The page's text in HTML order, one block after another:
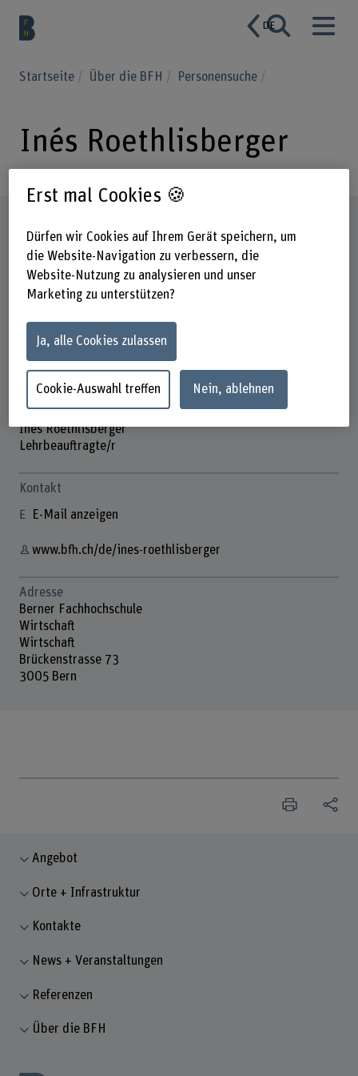
DE
Startseite Über die BFH Personensuche
Inés Roethlisberger
Inés Roethlisberger
Lehrbeauftragte/r
Kontakt
E-Mail anzeigen
www.bfh.ch/de/ines-roethlisberger
Adresse
Berner Fachhochschule
Wirtschaft
Wirtschaft
Brückenstrasse 73
3005 Bern
Angebot
Orte + Infrastruktur
Kontakte
News + Veranstaltungen
Referenzen
Über die BFH
Erst mal Cookies 🍪
Dürfen wir Cookies auf Ihrem Gerät speichern, um
die Website-Navigation zu verbessern, die
Website-Nutzung zu analysieren und unser
Marketing zu unterstützen?
Ja, alle Cookies zulassen
Cookie-Auswahl treffen Nein, ablehnen